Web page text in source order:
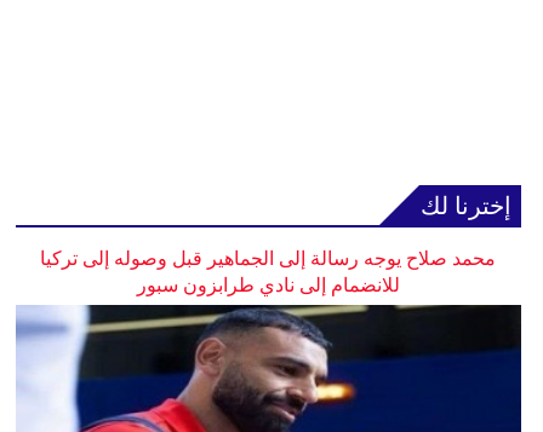
إخترنا لك
محمد صلاح يوجه رسالة إلى الجماهير قبل وصوله إلى تركيا
للانضمام إلى نادي طرابزون سبور